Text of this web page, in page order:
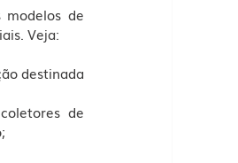
de
Veja:
destinada
de